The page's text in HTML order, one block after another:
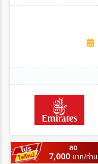
ลด
7,000 บาท/ท่าน